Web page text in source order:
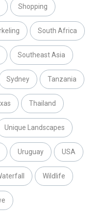
Shopping
South Africa
Southeast Asia
Sydney Tanzania
Thailand
Unique Landscapes
Uruguay USA
Wildlife